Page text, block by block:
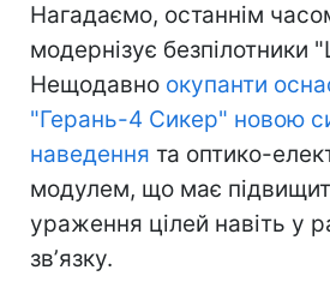
Нагадаємо, останнім
модернізує безпілотники
Нещодавно окупанти
"Герань-4 Сикер" новою
наведення та оптико-
модулем, що має
ураження цілей навіть у
звʼязку.